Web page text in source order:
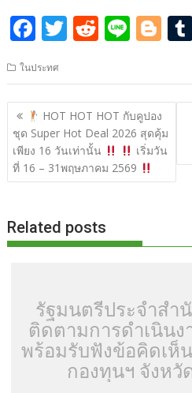
F
e
b
o
o
k
T
itt
er
R
d
di
t
Li
e
Bl
g
g
er
ในประทศ
แนะแนว
เรื่อง
HOT HOT HOT กับคูปอง
ชุด Super Hot Deal 2026 สุดคุ้ม
เพียง 16 วันเท่านั้น
เริ่มวัน
ที่ 16 – 31พฤษภาคม 2569
Related posts
รัฐมนตรีประจำสำ
ติดตามการดำเนิน
พร้อมรับฟังข้อคิดเห็
กองทุนฯ จังหวั